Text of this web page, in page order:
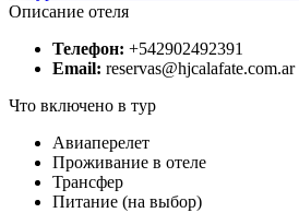
Описание отеля
Телефон: +542902492391
Email: reservas@hjcalafate.com.ar
Что включено в тур
Авиаперелет
Проживание в отеле
Трансфер
Питание (на выбор)